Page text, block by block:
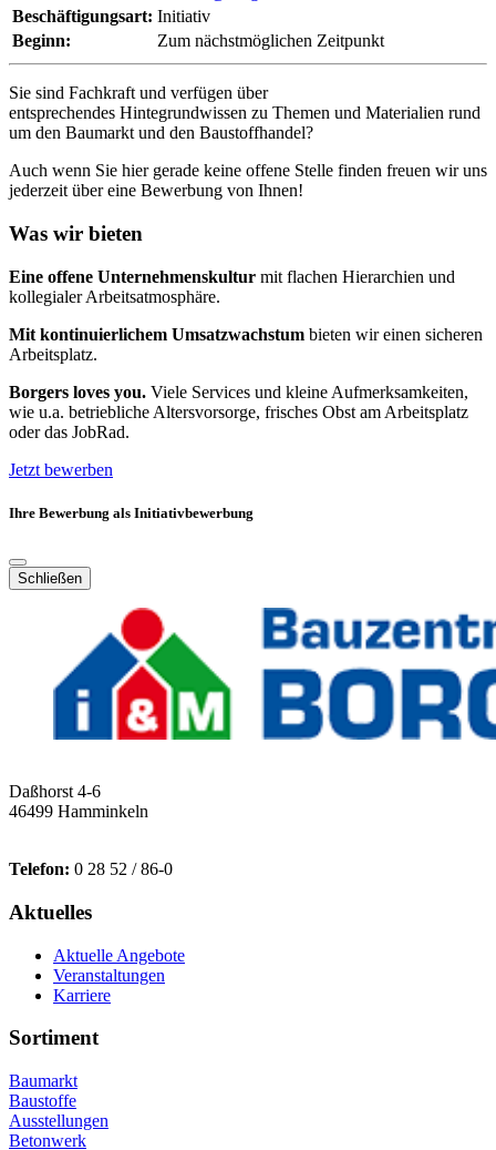
Beschäftigungsart: Initiativ
Beginn:
Zum nächstmöglichen Zeitpunkt
Sie sind Fachkraft und verfügen über
entsprechendes Hintegrundwissen zu Themen und Materialien rund
um den Baumarkt und den Baustoffhandel?
Auch wenn Sie hier gerade keine offene Stelle finden freuen wir uns
jederzeit über eine Bewerbung von Ihnen!
Was wir bieten
Eine offene Unternehmenskultur mit flachen Hierarchien und
kollegialer Arbeitsatmosphäre.
Mit kontinuierlichem Umsatzwachstum bieten wir einen sicheren
Arbeitsplatz.
Borgers loves you. Viele Services und kleine Aufmerksamkeiten,
wie u.a. betriebliche Altersvorsorge, frisches Obst am Arbeitsplatz
oder das JobRad.
Jetzt bewerben
Ihre Bewerbung als Initiativbewerbung
Schließen
Daßhorst 4-6
46499 Hamminkeln
Telefon: 0 28 52 / 86-0
Aktuelles
Aktuelle Angebote
Veranstaltungen
Karriere
Sortiment
Baumarkt
Baustoffe
Ausstellungen
Betonwerk